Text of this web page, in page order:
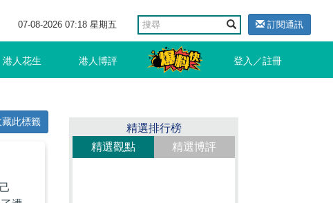
07-08-2026 07:18 星期五 訂閱通訊
港人花生 港人博評 登入／註冊
藏此標籤
精選排行榜
精選觀點
精選博評